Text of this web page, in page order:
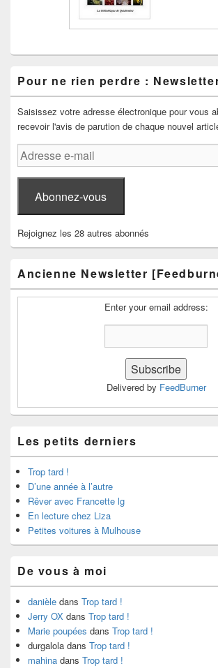
Pour ne rien perdre :
Saisissez votre adresse électronique pour vous
recevoir l'avis de parution de chaque nouvel
Adresse
e-
mail
Abonnez-vous
Rejoignez les 28 autres abonnés
Ancienne Newsletter
Enter your email address:
Delivered by FeedBurner
Les petits derniers
Trop tard !
D’une année à l’autre
Rêver avec Francette lg
En lecture chez Liza
Petites voitures à Mulhouse
De vous à moi
danièle dans Trop tard !
Jerry OX dans Trop tard !
Marie poupées dans Trop tard !
durgalola dans Trop tard !
mahina dans Trop tard !